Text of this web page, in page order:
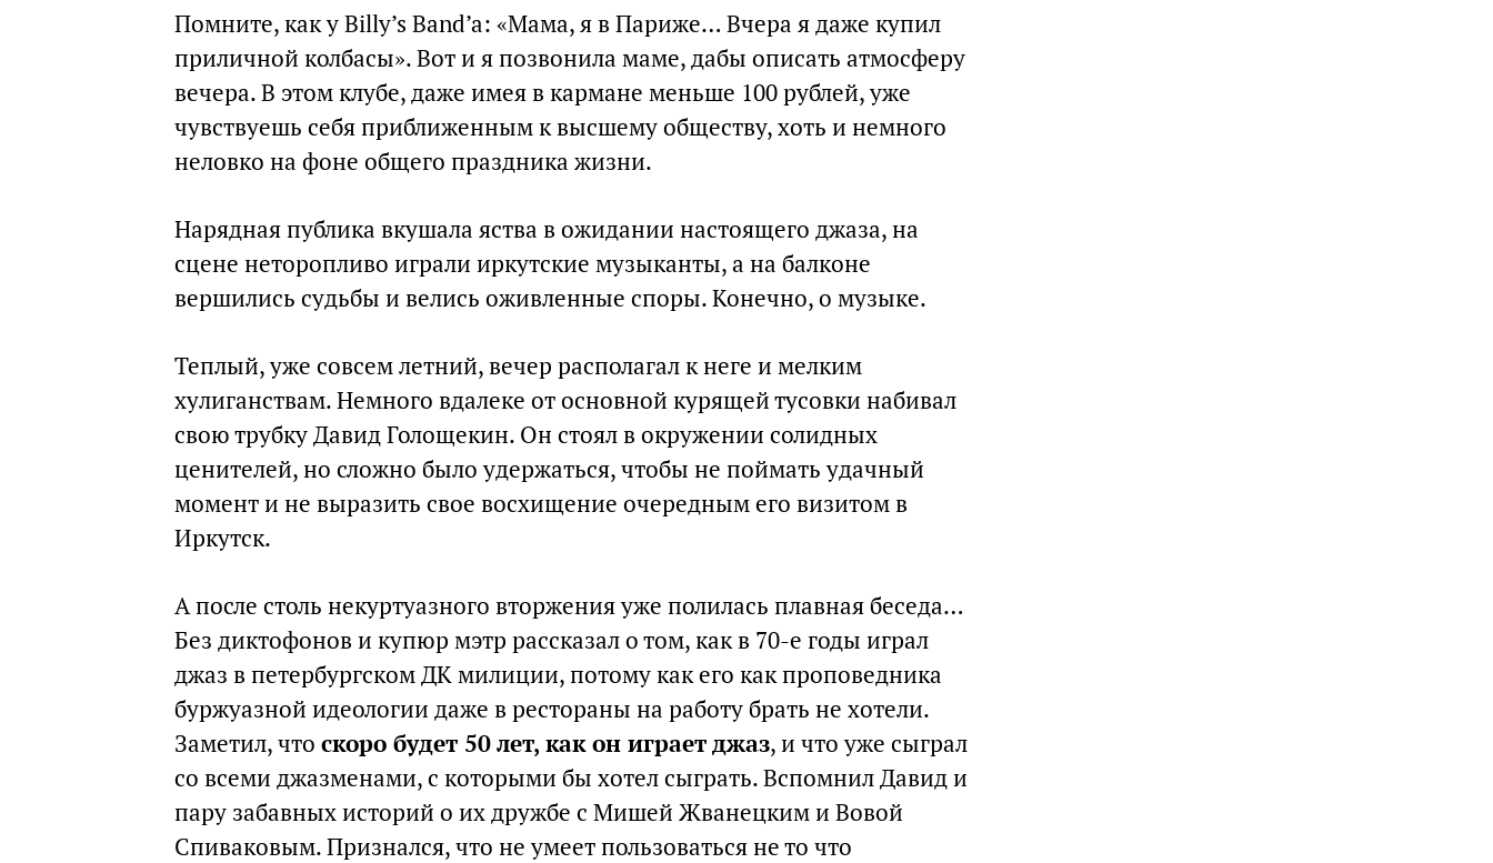
Помните, как у Billy’s Band’a: «Мама, я в Париже… Вчера я даже купил
приличной колбасы». Вот и я позвонила маме, дабы описать атмосферу
вечера. В этом клубе, даже имея в кармане меньше 100 рублей, уже
чувствуешь себя приближенным к высшему обществу, хоть и немного
неловко на фоне общего праздника жизни.
Нарядная публика вкушала яства в ожидании настоящего джаза, на
сцене неторопливо играли иркутские музыканты, а на балконе
вершились судьбы и велись оживленные споры. Конечно, о музыке.
Теплый, уже совсем летний, вечер располагал к неге и мелким
хулиганствам. Немного вдалеке от основной курящей тусовки набивал
свою трубку Давид Голощекин. Он стоял в окружении солидных
ценителей, но сложно было удержаться, чтобы не поймать удачный
момент и не выразить свое восхищение очередным его визитом в
Иркутск.
А после столь некуртуазного вторжения уже полилась плавная беседа…
Без диктофонов и купюр мэтр рассказал о том, как в 70-е годы играл
джаз в петербургском ДК милиции, потому как его как проповедника
буржуазной идеологии даже в рестораны на работу брать не хотели.
Заметил, что скоро будет 50 лет, как он играет джаз, и что уже сыграл
со всеми джазменами, с которыми бы хотел сыграть. Вспомнил Давид и
пару забавных историй о их дружбе с Мишей Жванецким и Вовой
Спиваковым. Признался, что не умеет пользоваться не то что